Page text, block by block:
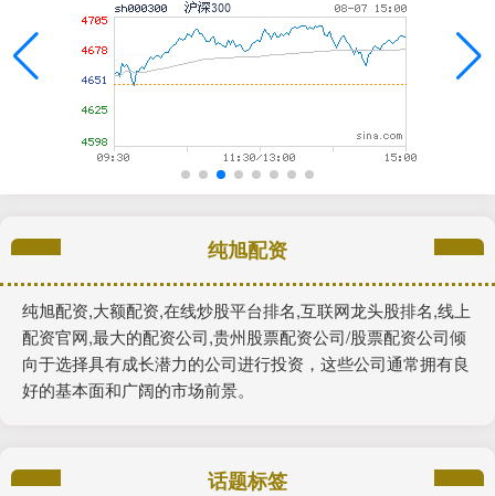
纯旭配资
纯旭配资,大额配资,在线炒股平台排名,互联网龙头股排名,线上
配资官网,最大的配资公司,贵州股票配资公司/股票配资公司倾
向于选择具有成长潜力的公司进行投资，这些公司通常拥有良
好的基本面和广阔的市场前景。
话题标签